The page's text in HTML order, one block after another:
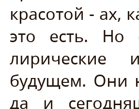
красотой - ах,
это есть. Но
лирические
будущем. Они
да и